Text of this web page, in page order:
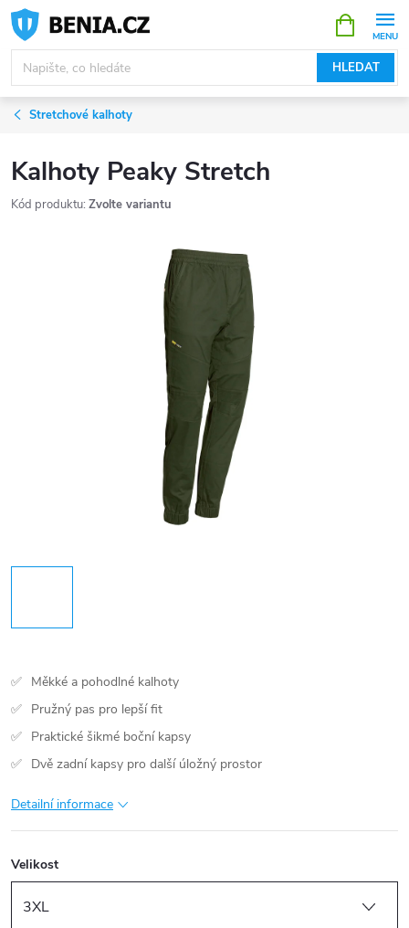
Přejít
obsah
HLEDAT
NÁKUPNÍ
KOŠÍK
Stretchové kalhoty
Kalhoty Peaky Stretch
Kód produktu: Zvolte variantu
Měkké a pohodlné kalhoty
Pružný pas pro lepší fit
Praktické šikmé boční kapsy
Dvě zadní kapsy pro další úložný prostor
Detailní informace
Velikost